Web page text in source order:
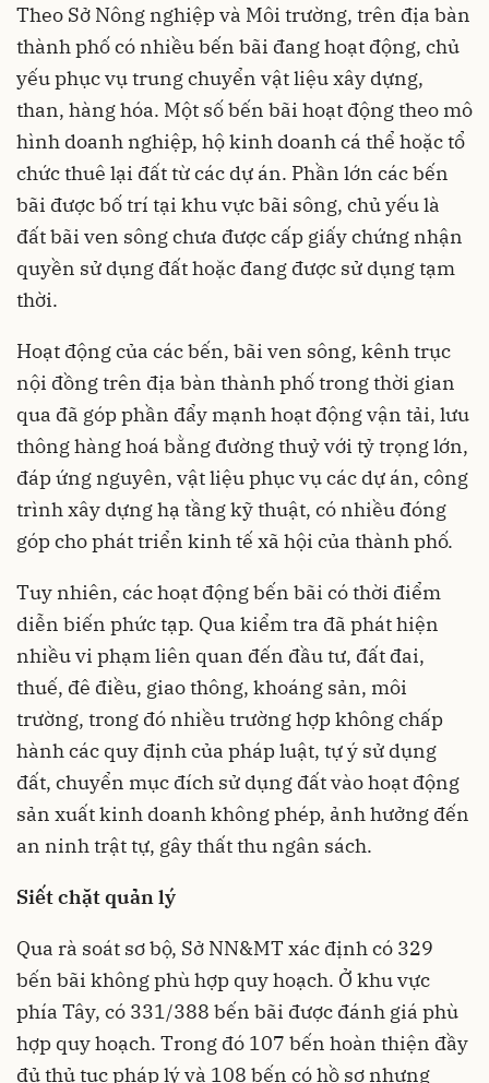
Theo Sở Nông nghiệp và Môi trường, trên địa bàn
thành phố có nhiều bến bãi đang hoạt động, chủ
yếu phục vụ trung chuyển vật liệu xây dựng,
than, hàng hóa. Một số bến bãi hoạt động theo mô
hình doanh nghiệp, hộ kinh doanh cá thể hoặc tổ
chức thuê lại đất từ các dự án. Phần lớn các bến
bãi được bố trí tại khu vực bãi sông, chủ yếu là
đất bãi ven sông chưa được cấp giấy chứng nhận
quyền sử dụng đất hoặc đang được sử dụng tạm
thời.
Hoạt động của các bến, bãi ven sông, kênh trục
nội đồng trên địa bàn thành phố trong thời gian
qua đã góp phần đẩy mạnh hoạt động vận tải, lưu
thông hàng hoá bằng đường thuỷ với tỷ trọng lớn,
đáp ứng nguyên, vật liệu phục vụ các dự án, công
trình xây dựng hạ tầng kỹ thuật, có nhiều đóng
góp cho phát triển kinh tế xã hội của thành phố.
Tuy nhiên, các hoạt động bến bãi có thời điểm
diễn biến phức tạp. Qua kiểm tra đã phát hiện
nhiều vi phạm liên quan đến đầu tư, đất đai,
thuế, đê điều, giao thông, khoáng sản, môi
trường, trong đó nhiều trường hợp không chấp
hành các quy định của pháp luật, tự ý sử dụng
đất, chuyển mục đích sử dụng đất vào hoạt động
sản xuất kinh doanh không phép, ảnh hưởng đến
an ninh trật tự, gây thất thu ngân sách.
Siết chặt quản lý
Qua rà soát sơ bộ, Sở NN&MT xác định có 329
bến bãi không phù hợp quy hoạch. Ở khu vực
phía Tây, có 331/388 bến bãi được đánh giá phù
hợp quy hoạch. Trong đó 107 bến hoàn thiện đầy
đủ thủ tục pháp lý và 108 bến có hồ sơ nhưng